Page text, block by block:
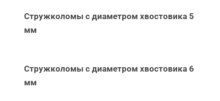
Стружколомы с диаметром хвостовика 5
мм
Стружколомы с диаметром хвостовика 6
мм